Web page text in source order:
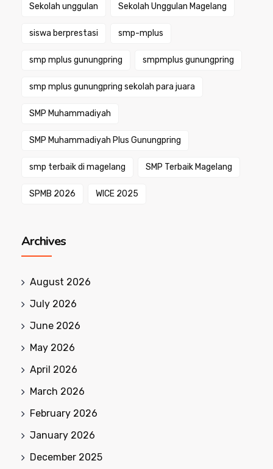
Sekolah unggulan Sekolah Unggulan Magelang
siswa berprestasi smp-mplus
smp mplus gunungpring smpmplus gunungpring
smp mplus gunungpring sekolah para juara
SMP Muhammadiyah
SMP Muhammadiyah Plus Gunungpring
smp terbaik di magelang SMP Terbaik Magelang
SPMB 2026 WICE 2025
Archives
August 2026
July 2026
June 2026
May 2026
April 2026
March 2026
February 2026
January 2026
December 2025